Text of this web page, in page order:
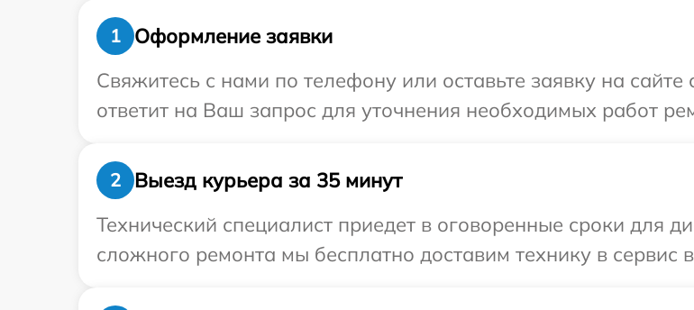
1
Оформление заявки
Свяжитесь с нами по телефону или оставьте заявку на
ответит на Ваш запрос для уточнения необходимых работ
2
Выезд курьера за 35 минут
Технический специалист приедет в оговоренные сроки для
сложного ремонта мы бесплатно доставим технику в сервис